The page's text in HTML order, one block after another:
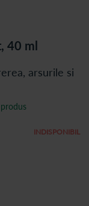
40 ml
arsurile si
INDISPONIBIL